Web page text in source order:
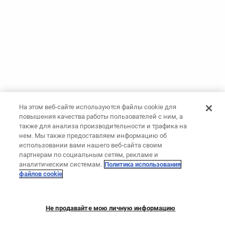
На этом веб-сайте используются файлы cookie для
повышения качества работы пользователей с ним, а
также для анализа производительности и трафика на
нем. Мы также предоставляем информацию об
использовании вами нашего веб-сайта своим
партнерам по социальным сетям, рекламе и
аналитическим системам. Политика использования
файлов cookie
Не продавайте мою личную информацию